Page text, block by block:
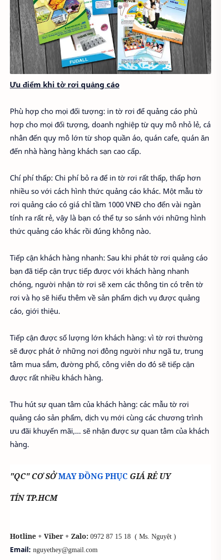
Ưu điểm khi tờ rơi quảng cáo
Phù hợp cho mọi đối tượng: in tờ rơi để quảng cáo phù
hợp cho mọi đối tượng, doanh nghiệp từ quy mô nhỏ lẻ, cá
nhân đến quy mô lớn từ shop quần áo, quán cafe, quán ăn
đến nhà hàng hàng khách sạn cao cấp.
Chí phí thấp: Chi phí bỏ ra để in tờ rơi rất thấp, thấp hơn
nhiều so với cách hình thức quảng cáo khác. Một mẫu tờ
rơi quảng cáo có giá chỉ tầm 1000 VNĐ cho đến vài ngàn
tính ra rất rẻ, vậy là bạn có thể tự so sánh với những hình
thức quảng cáo khác rồi đúng không nào.
Tiếp cận khách hàng nhanh: Sau khi phát tờ rơi quảng cáo
bạn đã tiếp cận trực tiếp được với khách hàng nhanh
chóng, người nhận tờ rơi sẽ xem các thông tin có trên tờ
rơi và họ sẽ hiểu thêm về sản phẩm dịch vụ được quảng
cáo, giới thiệu.
Tiếp cận được số lượng lớn khách hàng: vì tờ rơi thường
sẽ được phát ở những nơi đông người như ngã tư, trung
tâm mua sắm, đường phố, công viên do đó sẽ tiếp cận
được rất nhiều khách hàng.
Thu hút sự quan tâm của khách hàng: các mẫu tờ rơi
quảng cáo sản phẩm, dịch vụ mới cùng các chương trình
ưu đãi khuyến mãi,... sẽ nhận được sự quan tâm của khách
hàng.
"QC" CƠ SỞMAY ĐỒNG PHỤC GIÁ RẺ UY
TÍN TP.HCM
Hotline + Viber + Zalo: 0972 87 15 18 ( Ms. Nguyệt )
Email: nguyethey@gmail.com